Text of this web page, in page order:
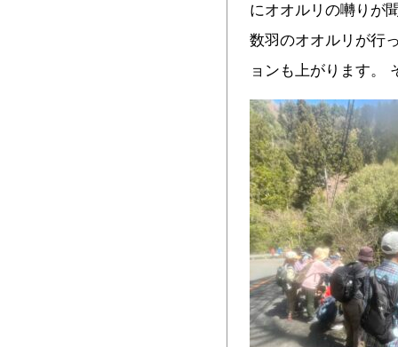
にオオルリの囀りが
数羽のオオルリが行
ョンも上がります。